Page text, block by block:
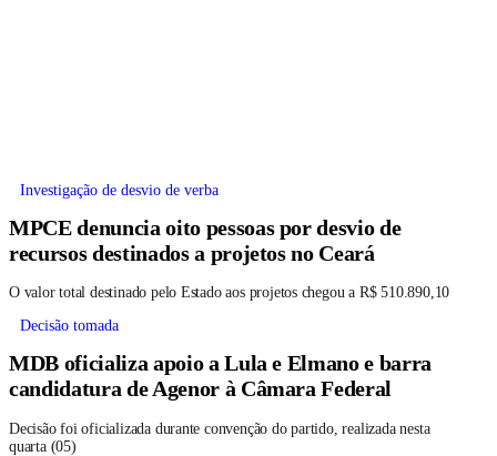
Investigação de desvio de verba
MPCE denuncia oito pessoas por desvio de
recursos destinados a projetos no Ceará
O valor total destinado pelo Estado aos projetos chegou a R$ 510.890,10
Decisão tomada
MDB oficializa apoio a Lula e Elmano e barra
candidatura de Agenor à Câmara Federal
Decisão foi oficializada durante convenção do partido, realizada nesta
quarta (05)